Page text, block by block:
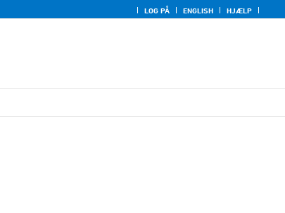
LOG PÅ ENGLISH HJÆLP